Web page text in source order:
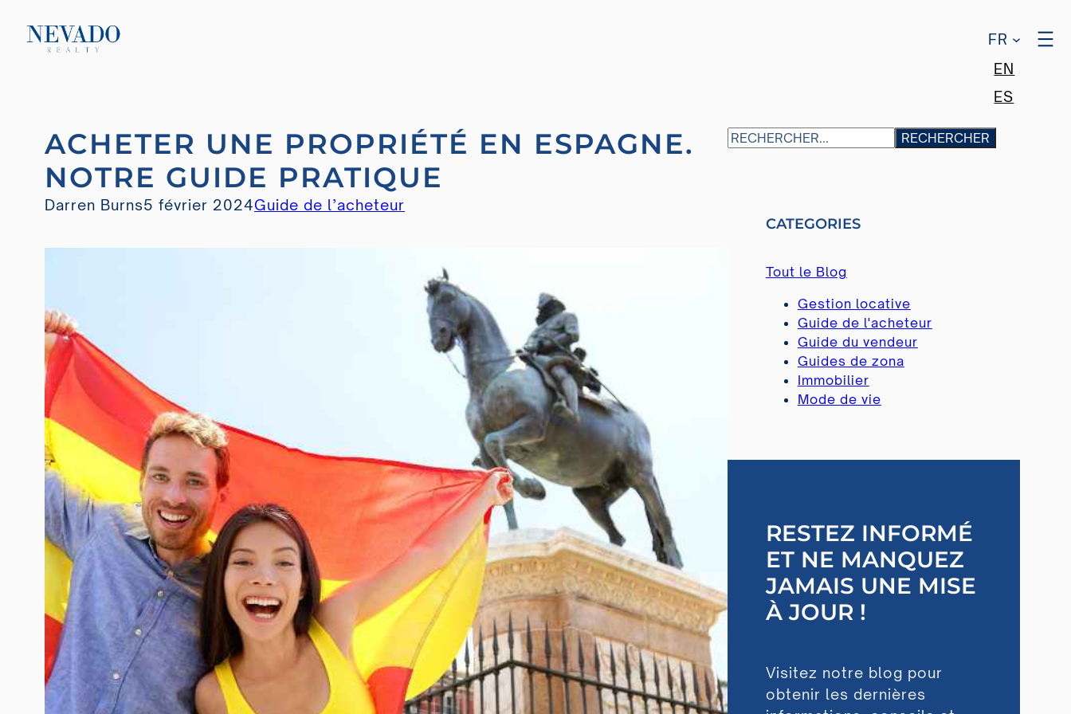
FR
EN
ES
ACHETER UNE PROPRIÉTÉ EN ESPAGNE.
NOTRE GUIDE PRATIQUE
Darren Burns5 février 2024Guide de l’acheteur
S
RECHERCHER
CATEGORIES
Tout le Blog
Gestion locative
Guide de l'acheteur
Guide du vendeur
Guides de zona
Immobilier
Mode de vie
RESTEZ INFORMÉ
ET NE MANQUEZ
JAMAIS UNE MISE
À JOUR !
Visitez notre blog pour
obtenir les dernières